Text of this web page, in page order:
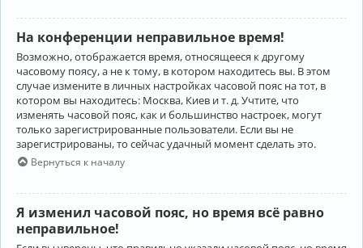
На конференции неправильное время!
Возможно, отображается время, относящееся к другому
часовому поясу, а не к тому, в котором находитесь вы. В этом
случае измените в личных настройках часовой пояс на тот, в
котором вы находитесь: Москва, Киев и т. д. Учтите, что
изменять часовой пояс, как и большинство настроек, могут
только зарегистрированные пользователи. Если вы не
зарегистрированы, то сейчас удачный момент сделать это.
Вернуться к началу
Я изменил часовой пояс, но время всё равно
неправильное!